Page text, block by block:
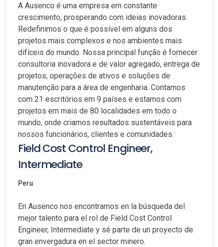
A Ausenco é uma empresa em constante
crescimento, prosperando com ideias inovadoras.
Redefinimos o que é possível em alguns dos
projetos mais complexos e nos ambientes mais
difíceis do mundo. Nossa principal função é fornecer
consultoria inovadora e de valor agregado, entrega de
projetos, operações de ativos e soluções de
manutenção para a área de engenharia. Contamos
com 21 escritórios em 9 países e estamos com
projetos em mais de 80 localidades em todo o
mundo, onde criamos resultados sustentáveis para
nossos funcionários, clientes e comunidades.
Field Cost Control Engineer,
Intermediate
Peru
En Ausenco nos encontramos en la búsqueda del
mejor talento para el rol de Field Cost Control
Engineer, Intermediate y sé parte de un proyecto de
gran envergadura en el sector minero.